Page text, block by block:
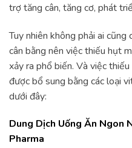
trợ tăng cân, tăng cơ, phát
Tuy nhiên không phải ai
cân bằng nên việc thiếu hụt
xảy ra phổ biến. Và việc
được bổ sung bằng các loại
dưới đây:
Dung Dịch Uống Ăn Ngon
Pharma